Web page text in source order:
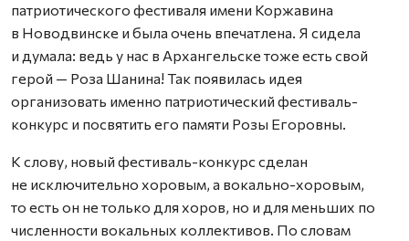
патриотического фестиваля имени Коржавина
в Новодвинске и была очень впечатлена. Я сидела
и думала: ведь у нас в Архангельске тоже есть свой
герой — Роза Шанина! Так появилась идея
организовать именно патриотический фестиваль-
конкурс и посвятить его памяти Розы Егоровны.
К слову, новый фестиваль-конкурс сделан
не исключительно хоровым, а вокально-хоровым,
то есть он не только для хоров, но и для меньших по
численности вокальных коллективов. По словам